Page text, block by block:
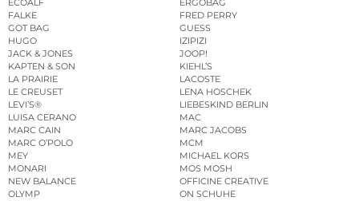
FALKE
FRED PERRY
GOT BAG
GUESS
HUGO
IZIPIZI
JACK & JONES
JOOP!
KAPTEN & SON
KIEHL’S
LA PRAIRIE
LACOSTE
LE CREUSET
LENA HOSCHEK
LEVI’S®
LIEBESKIND BERLIN
LUISA CERANO
MAC
MARC CAIN
MARC JACOBS
MARC O’POLO
MCM
MEY
MICHAEL KORS
MONARI
MOS MOSH
NEW BALANCE
OFFICINE CREATIVE
OLYMP
ON SCHUHE